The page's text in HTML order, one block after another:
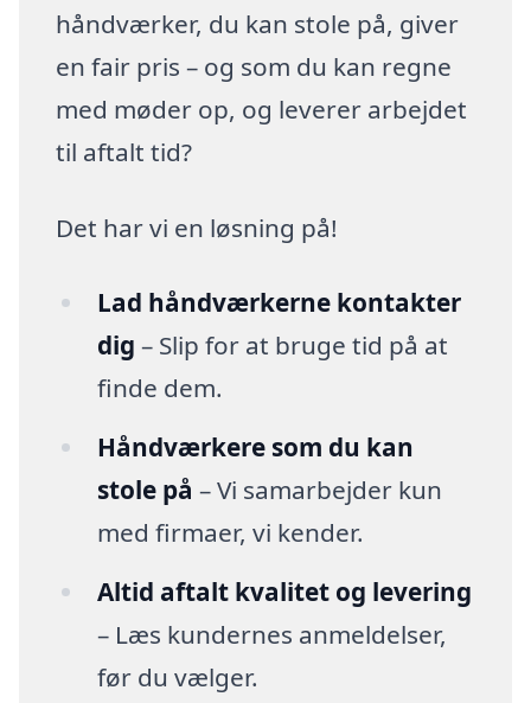
håndværker, du kan stole på, giver
en fair pris – og som du kan regne
med møder op, og leverer arbejdet
til aftalt tid?
Det har vi en løsning på!
Lad håndværkerne kontakter
dig – Slip for at bruge tid på at
finde dem.
Håndværkere som du kan
stole på – Vi samarbejder kun
med firmaer, vi kender.
Altid aftalt kvalitet og levering
– Læs kundernes anmeldelser,
før du vælger.